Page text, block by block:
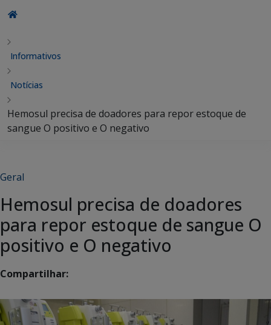
Informativos
Notícias
Hemosul precisa de doadores para repor estoque de
sangue O positivo e O negativo
Geral
Hemosul precisa de doadores
para repor estoque de sangue O
positivo e O negativo
Compartilhar: